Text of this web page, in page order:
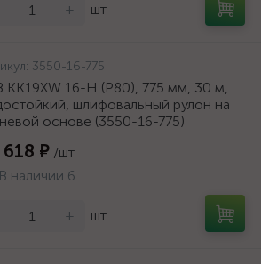
+ шт
3550-16-775
KK19XW 16-H (Р80), 775 мм, 30 м,
шлифовальный рулон на
основе (3550-16-775)
618 ₽ /шт
В наличии 6
+ шт